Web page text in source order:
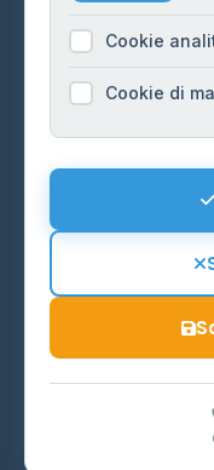
Cookie Policy
Preferenze Cookie
Mappa del sito
Cookie
Cookie di